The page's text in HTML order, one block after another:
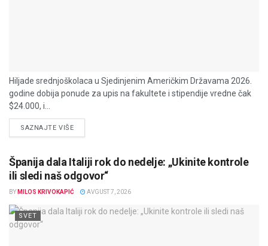
Hiljade srednjoškolaca u Sjedinjenim Američkim Državama 2026.
godine dobija ponude za upis na fakultete i stipendije vredne čak
$24.000, i...
SAZNAJTE VIŠEDETAILS
Španija dala Italiji rok do nedelje: „Ukinite kontrole
ili sledi naš odgovor“
BY MILOS KRIVOKAPIĆ AVGUST 7, 2026
SVET